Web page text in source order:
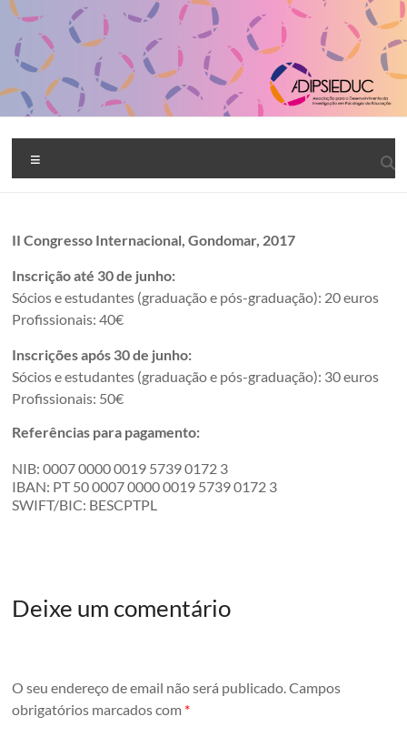
Skip
content
ADIPSIEDUC
II Congresso Internacional, Gondomar, 2017
Inscriçãoaté 30 de junho:
Sócios e estudantes (graduação e pós-graduação): 20 euros
Profissionais: 40€
Inscrições após 30 de junho:
Sócios e estudantes (graduação e pós-graduação): 30 euros
Profissionais: 50€
Referências para pagamento:
NIB: 0007 0000 0019 5739 0172 3
IBAN: PT 50 0007 0000 0019 5739 0172 3
SWIFT/BIC: BESCPTPL
Deixe um comentário
O seu endereço de email não será publicado.Campos
obrigatórios marcados com *